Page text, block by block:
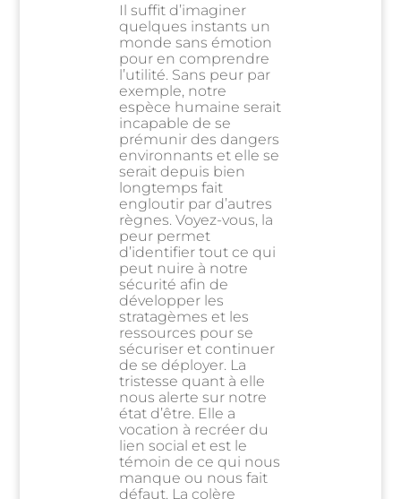
Il suffit d’imaginer
quelques instants un
monde sans émotion
pour en comprendre
l’utilité. Sans peur par
exemple, notre
espèce humaine serait
incapable de se
prémunir des dangers
environnants et elle se
serait depuis bien
longtemps fait
engloutir par d’autres
règnes. Voyez-vous, la
peur permet
d’identifier tout ce qui
peut nuire à notre
sécurité afin de
développer les
stratagèmes et les
ressources pour se
sécuriser et continuer
de se déployer. La
tristesse quant à elle
nous alerte sur notre
état d’être. Elle a
vocation à recréer du
lien social et est le
témoin de ce qui nous
manque ou nous fait
défaut. La colère